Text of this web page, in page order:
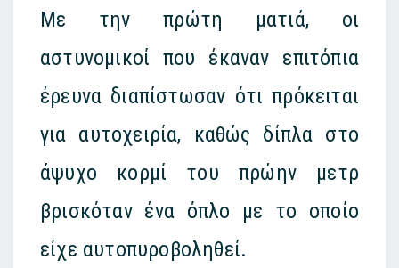
Με την πρώτη ματιά, οι
αστυνομικοί που έκαναν επιτόπια
έρευνα διαπίστωσαν ότι πρόκειται
για αυτοχειρία, καθώς δίπλα στο
άψυχο κορμί του πρώην μετρ
βρισκόταν ένα όπλο με το οποίο
είχε αυτοπυροβοληθεί.